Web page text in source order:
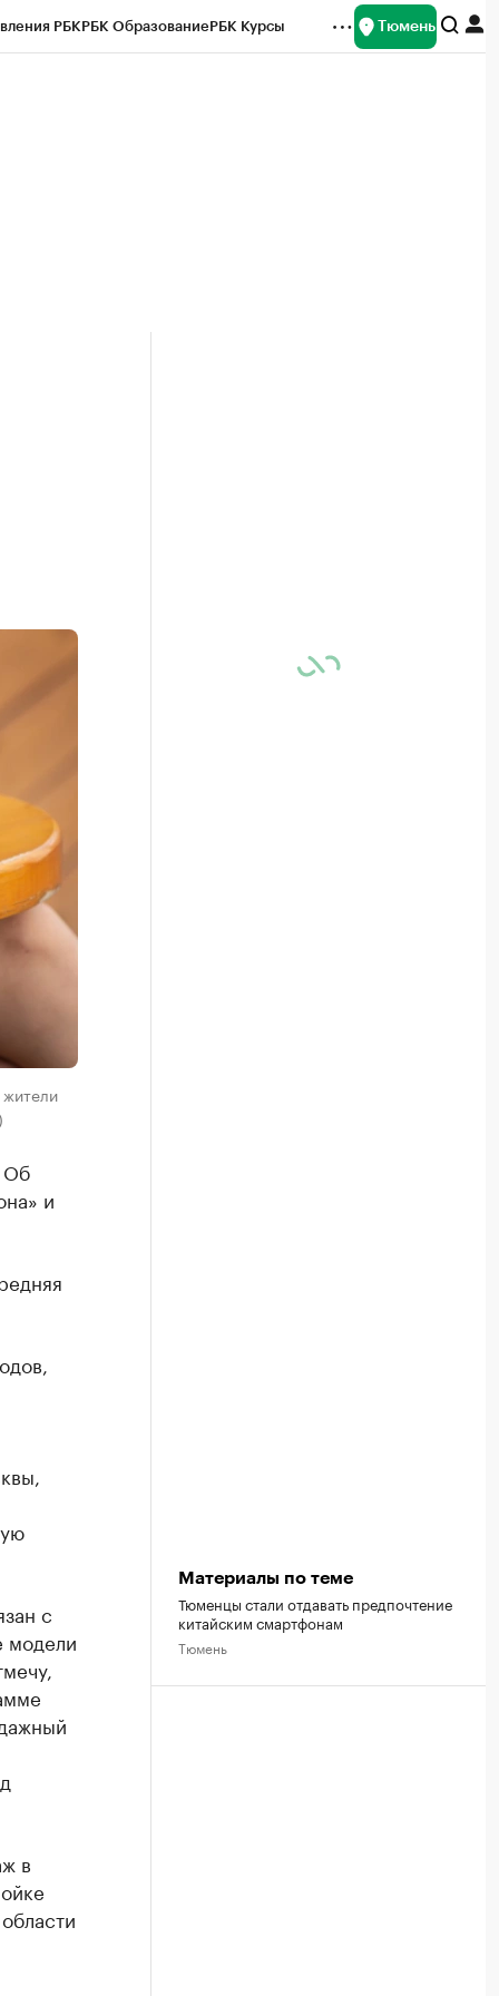
РБКРБК ОбразованиеРБК Курсы Тюмень
Об
и
с
модели
в
Материалы по теме
Тюменцы стали отдавать предпочтение
китайским смартфонам
Тюмень